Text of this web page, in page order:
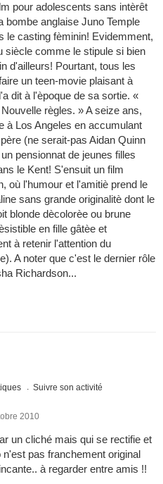
pour adolescents sans intèrêt
bombe anglaise Juno Temple
le casting fèminin! Evidemment,
siècle comme le stipule si bien
d'ailleurs! Pourtant, tous les
un teen-movie plaisant à
dit à l'èpoque de sa sortie. «
règles. » A seize ans,
à Los Angeles en accumulant
(ne serait-pas Aidan Quinn
pensionnat de jeunes filles
le Kent! S'ensuit un film
où l'humour et l'amitiè prend le
sans grande originalitè dont le
blonde dècolorèe ou brune
en fille gâtèe et
à retenir l'attention du
A noter que c'est le dernier rôle
Richardson...
Suivre son activité
2010
un cliché mais qui se rectifie et
pas franchement original
à regarder entre amis !!